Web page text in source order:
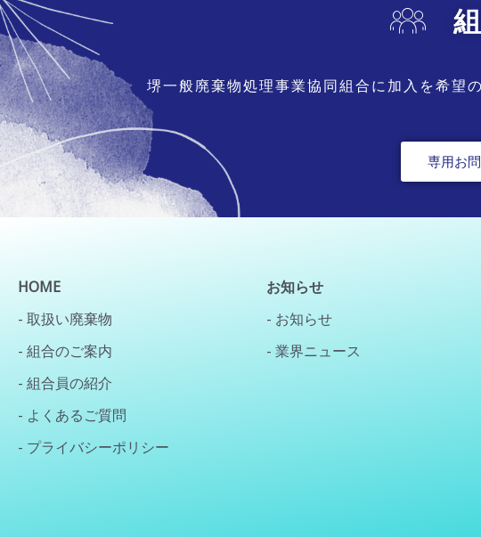
堺一般廃棄物処理事業協同組合に加入を希望
専用お
HOME
- 取扱い廃棄物
- 組合のご案内
- 組合員の紹介
- よくあるご質問
- プライバシーポリシー
お知らせ
- お知らせ
- 業界ニュース